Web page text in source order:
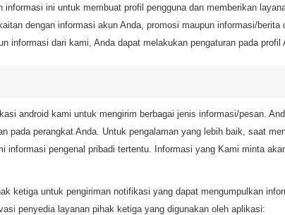
ini untuk membuat profil pengguna dan memberikan
dengan informasi akun Anda, promosi maupun informasi/
informasi dari kami, Anda dapat melakukan pengaturan pada profil
android kami untuk mengirim berbagai jenis informasi/pesan.
pada perangkat Anda. Untuk pengalaman yang lebih baik, saat
informasi pengenal pribadi tertentu. Informasi yang Kami minta
ketiga untuk pengiriman notifikasi yang dapat mengumpulkan
penyedia layanan pihak ketiga yang digunakan oleh aplikasi: